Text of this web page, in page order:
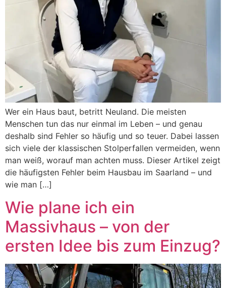
Wer ein Haus baut, betritt Neuland. Die meisten
Menschen tun das nur einmal im Leben – und genau
deshalb sind Fehler so häufig und so teuer. Dabei lassen
sich viele der klassischen Stolperfallen vermeiden, wenn
man weiß, worauf man achten muss. Dieser Artikel zeigt
die häufigsten Fehler beim Hausbau im Saarland – und
wie man […]
Wie plane ich ein
Massivhaus – von der
ersten Idee bis zum Einzug?